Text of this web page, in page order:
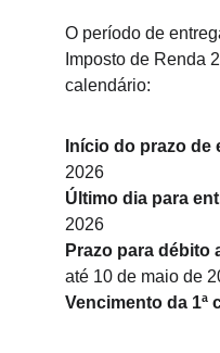
O período de
Imposto de Renda
calendário:
Início do prazo de
2026
Último dia para
2026
Prazo para débito
até 10 de maio de
Vencimento da 1ª